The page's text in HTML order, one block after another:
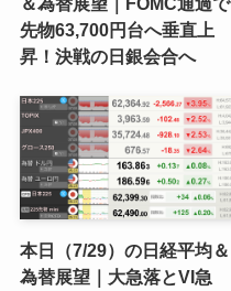
先物63,700円台へ垂直上
昇！決戦の日銀会合へ
本日（7/29）の日経平均＆
為替展望｜大急落とVI急